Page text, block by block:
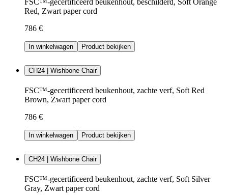
FSC™-gecertificeerd beukenhout, beschilderd, Soft Orange
Red, Zwart paper cord
786 €
In winkelwagen Product bekijken
CH24 | Wishbone Chair
FSC™-gecertificeerd beukenhout, zachte verf, Soft Red
Brown, Zwart paper cord
786 €
In winkelwagen Product bekijken
CH24 | Wishbone Chair
FSC™-gecertificeerd beukenhout, zachte verf, Soft Silver
Gray, Zwart paper cord